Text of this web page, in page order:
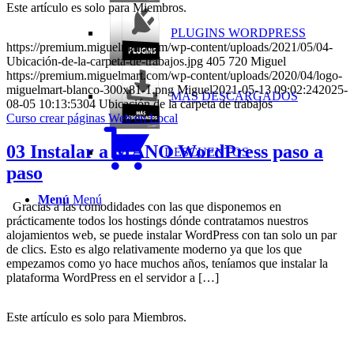
PLUGINS WORDPRESS
MÁS DESCARGADOS
DESCUENTOS
Menú Menú
Este artículo es solo para Miembros.
https://premium.miguelmart.com/wp-content/uploads/2021/05/04-
Ubicación-de-la-carpeta-de-trabajos.jpg 405 720 Miguel
https://premium.miguelmart.com/wp-content/uploads/2020/04/logo-
miguelmart-blanco-300x81-1.png Miguel2021-05-13 09:02:242025-
08-05 10:13:5304 Ubicación de la carpeta de trabajos
Curso crear páginas Web en Local
03 Instalar a MANO WordPress paso a
paso
Gracias a las comodidades con las que disponemos en
prácticamente todos los hostings dónde contratamos nuestros
alojamientos web, se puede instalar WordPress con tan solo un par
de clics. Esto es algo relativamente moderno ya que los que
empezamos como yo hace muchos años, teníamos que instalar la
plataforma WordPress en el servidor a […]
Este artículo es solo para Miembros.